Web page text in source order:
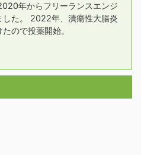
年からフリーランスエンジ
した。 2022年、潰瘍性大腸炎
ので投薬開始。